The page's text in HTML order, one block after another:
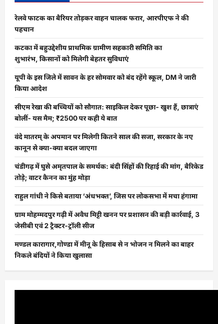
रेलवे फाटक का बैरियर तोड़कर वाहन चालक फरार, आरपीएफ ने की
पहचान
कटका में बहुउद्देशीय प्राथमिक ग्रामीण सहकारी समिति का
शुभारंभ, किसानों को मिलेगी बेहतर सुविधाएं
यूपी के इस जिले में सावन के हर सोमवार को बंद रहेंगे स्कूल, DM ने जारी
किया आदेश
सीएम रेखा की बच्चियों को सौगात: साइकिल देकर पूछा- खुश हैं, छात्राएं
बोलीं- यस मैम; ₹2500 पर कही ये बात
वंदे मातरम् के अपमान पर मिलेगी कितने साल की सजा, सरकार के नए
कानून से क्या-क्या बदल जाएगा
चंडीगढ़ में घुसे अमृतपाल के समर्थक: बंदी सिंहों की रिहाई की मांग, बैरिकेड
तोड़े; वाटर कैनन का मुंह मोड़ा
राहुल गांधी ने किसे बताया ‘अंधभक्त’, जिस पर लोकसभा में मचा हंगामा
ग्राम मोहम्मदपुर गढ़ी में अवैध मिट्टी खनन पर प्रशासन की बड़ी कार्रवाई, 3
जेसीबी एवं 2 ट्रैक्टर-ट्रॉली सीज
मण्डल कारागार,गोण्डा में मीनू के हिसाब से न भोजन न मिलने का बाहर
निकले बंदियों ने किया खुलासा